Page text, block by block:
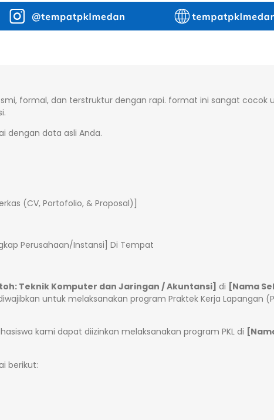
formal, dan terstruktur dengan rapi. format ini sangat cocok
dengan data asli Anda.
(CV, Portofolio, & Proposal)]
Perusahaan/Instansi] Di Tempat
Teknik Komputer dan Jaringan / Akuntansi] di [Nama
untuk melaksanakan program Praktek Kerja Lapangan
kami dapat diizinkan melaksanakan program PKL di
berikut: